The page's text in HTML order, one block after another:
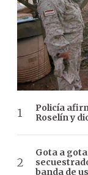
Policía
Roselín y
Gota a
banda de